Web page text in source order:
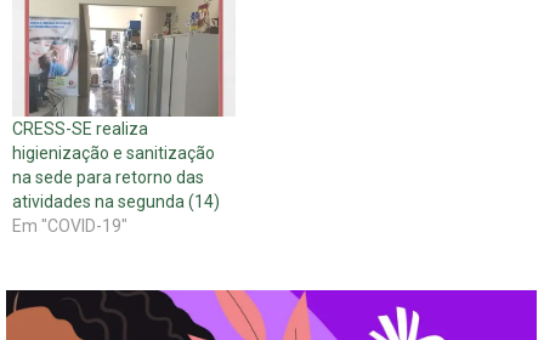
CRESS-SE realiza
higienização e sanitização
na sede para retorno das
atividades na segunda (14)
Em "COVID-19"